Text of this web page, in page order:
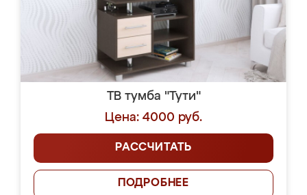
ТВ тумба "Тути"
Цена: 4000 руб.
РАССЧИТАТЬ
ПОДРОБНЕЕ